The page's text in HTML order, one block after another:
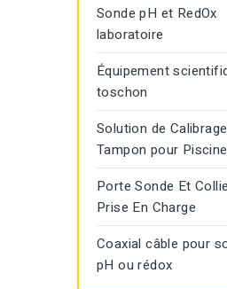
Sonde pH et RedOx
laboratoire
Équipement
toschon
Solution de Calibrage
Tampon pour Piscine
Porte Sonde Et
Prise En Charge
Coaxial câble pour
pH ou rédox